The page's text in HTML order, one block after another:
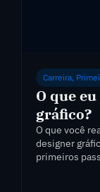
Carreira,
O que
gráfico?
O que você
designer
primeiros